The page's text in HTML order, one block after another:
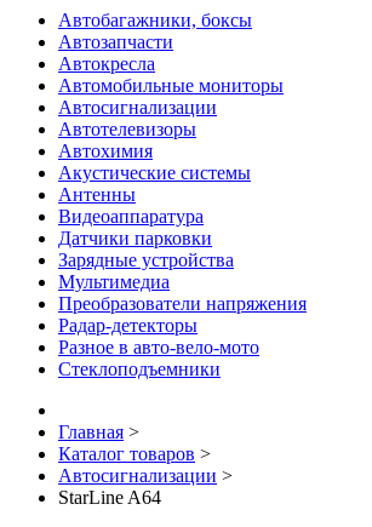
Автобагажники, боксы
Автозапчасти
Автокресла
Автомобильные мониторы
Автосигнализации
Автотелевизоры
Автохимия
Акустические системы
Антенны
Видеоаппаратура
Датчики парковки
Зарядные устройства
Мультимедиа
Преобразователи напряжения
Радар-детекторы
Разное в авто-вело-мото
Стеклоподъемники
Главная >
Каталог товаров >
Автосигнализации >
StarLine A64